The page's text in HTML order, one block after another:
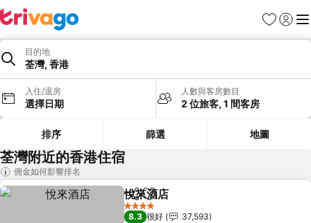
收藏夾
登入 選
目的地
荃灣, 香港
入住/退房
選擇日期
人數與客房數目
2 位旅客, 1 間客房
排序 篩選 地圖
荃灣附近的香港住宿
佣金如何影響排名
分享 放到收藏夾
悅來酒店
4 星級
8.3 很好
37,593